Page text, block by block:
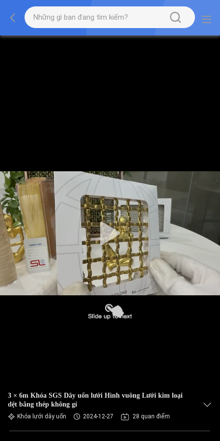
3 × 6m Khóa SGS Dây uốn lưới Hình vuông Lưới kim loại
dệt bằng thép không gỉ
Khóa lưới dây uốn 2024-12-27 28 quan điểm